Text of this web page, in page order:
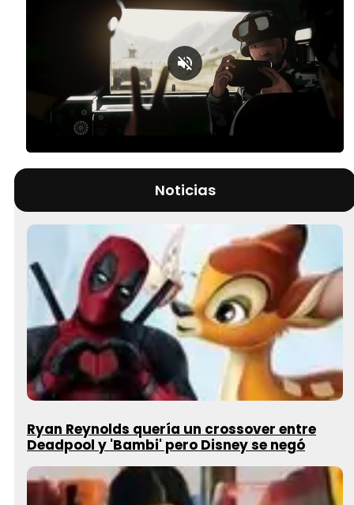
30.25%
Noticias
Ryan Reynolds quería un crossover entre
Deadpool y 'Bambi' pero Disney se negó